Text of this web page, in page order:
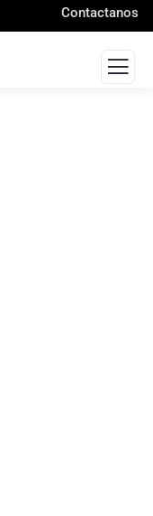
Contactanos